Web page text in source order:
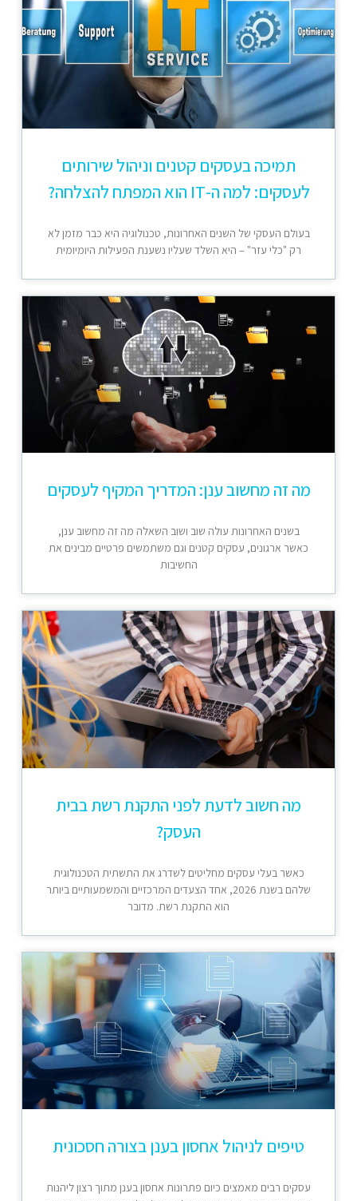
תמיכה בעסקים קטנים וניהול שירותים
לעסקים: למה ה-IT הוא המפתח להצלחה?
בעולם העסקי של השנים האחרונות, טכנולוגיה היא כבר מזמן לא
רק "כלי עזר" – היא השלד שעליו נשענת הפעילות היומיומית
מה זה מחשוב ענן: המדריך המקיף לעסקים
בשנים האחרונות עולה שוב ושוב השאלה מה זה מחשוב ענן,
כאשר ארגונים, עסקים קטנים וגם משתמשים פרטיים מבינים את
החשיבות
מה חשוב לדעת לפני התקנת רשת בבית
העסק?
כאשר בעלי עסקים מחליטים לשדרג את התשתית הטכנולוגית
שלהם בשנת 2026, אחד הצעדים המרכזיים והמשמעותיים ביותר
הוא התקנת רשת. מדובר
טיפים לניהול אחסון בענן בצורה חסכונית
עסקים רבים מאמצים כיום פתרונות אחסון בענן מתוך רצון ליהנות